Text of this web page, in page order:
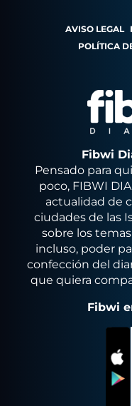
AVISO LEGAL
POLÍTICA
Fibwi
Pensado para
poco, FIBWI
actualidad de
ciudades de las
sobre los
incluso, poder
confección del
que quiera
Fibwi